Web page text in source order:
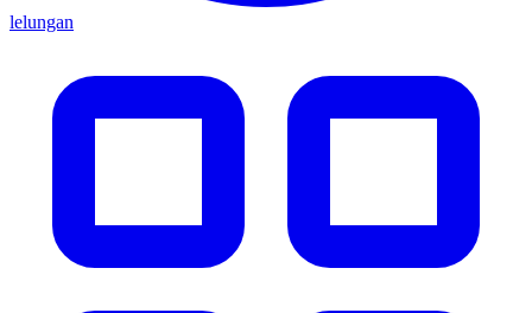
lelungan